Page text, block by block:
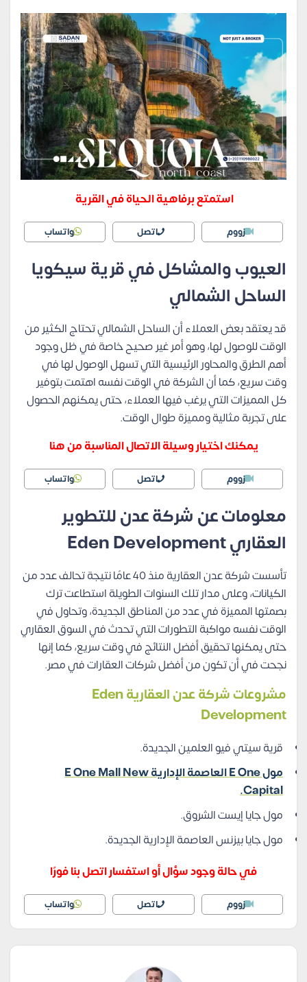
استمتع برفاهية الحياة في القرية
زووم اتصل واتساب
العيوب والمشاكل في قرية سيكويا
الساحل الشمالي
قد يعتقد بعض العملاء أن الساحل الشمالي تحتاج الكثير من
الوقت للوصول لها، وهو أمر غير صحيح خاصة في ظل وجود
أهم الطرق والمحاور الرئيسية التي تسهل الوصول لها في
وقت سريع، كما أن الشركة في الوقت نفسه اهتمت بتوفير
كل المميزات التي يرغب فيها العملاء، حتى يمكنهم الحصول
على تجربة مثالية ومميزة طوال الوقت.
يمكنك اختيار وسيلة الاتصال المناسبة من هنا
زووم اتصل واتساب
معلومات عن شركة عدن للتطوير
العقاري Eden Development
تأسست شركة عدن العقارية منذ 40 عامًا نتيجة تحالف عدد من
الكيانات، وعلى مدار تلك السنوات الطويلة استطاعت ترك
بصمتها المميزة في عدد من المناطق الجديدة، وتحاول في
الوقت نفسه مواكبة التطورات التي تحدث في السوق العقاري
حتى يمكنها تحقيق أفضل النتائج في وقت سريع، كما إنها
نجحت في أن تكون من أفضل شركات العقارات في مصر.
مشروعات شركة عدن العقارية Eden
Development
قرية سيتي فيو العلمين الجديدة.
مول E One العاصمة الإدارية E One Mall New
Capital.
مول جايا إيست الشروق.
مول جايا بيزنس العاصمة الإدارية الجديدة.
في حالة وجود سؤال أو استفسار اتصل بنا فورًا
زووم اتصل واتساب